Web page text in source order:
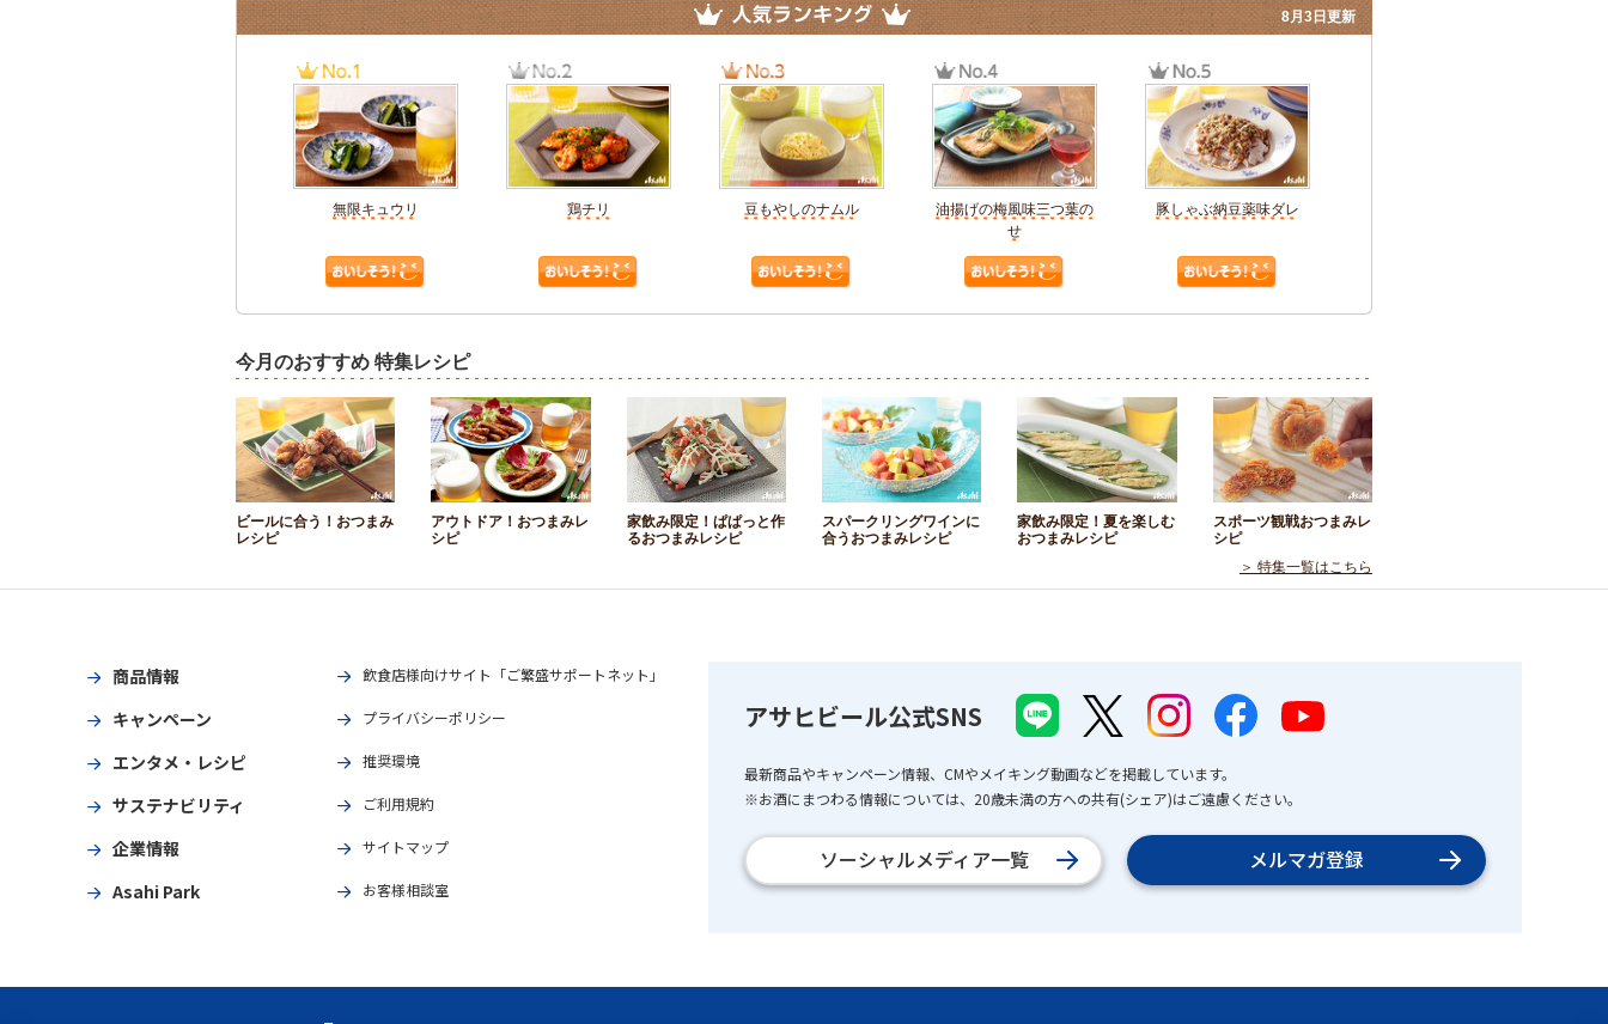
無限キュウリ 鶏チリ 豆もやしのナムル
油揚げの梅風味三つ葉の
せ
豚しゃぶ納豆薬味ダレ
8月3日更新
今月のおすすめ 特集レシピ
ビールに合う！おつまみ
レシピ
アウトドア！おつまみレ
シピ
家飲み限定！ぱぱっと作
るおつまみレシピ
スパークリングワインに
合うおつまみレシピ
家飲み限定！夏を楽しむ
おつまみレシピ
スポーツ観戦おつまみレ
シピ
＞ 特集一覧はこちら
商品情報
キャンペーン
エンタメ・レシピ
サステナビリティ
企業情報
Asahi Park
飲食店様向けサイト「ご繁盛サポートネット」
プライバシーポリシー
推奨環境
ご利用規約
サイトマップ
お客様相談室
アサヒビール公式SNS
最新商品やキャンペーン情報、CMやメイキング動画などを掲載しています。
※お酒にまつわる情報については、20歳未満の方への共有(シェア)はご遠慮ください。
ソーシャルメディア一覧 メルマガ登録